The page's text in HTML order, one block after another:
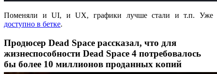
Поменяли и UI, и UX, графики лучше стали и т.п. Уже
доступно в бетке.
Продюсер Dead Space рассказал, что для
жизнеспособности Dead Space 4 потребовалось
бы более 10 миллионов проданных копий